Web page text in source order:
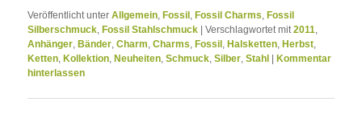
Veröffentlicht unter Allgemein, Fossil , Fossil Charms, Fossil
Silberschmuck, Fossil Stahlschmuck |Verschlagwortet mit 2011,
Anhänger, Bänder,Charm,Charms, Fossil , Halsketten, Herbst,
Ketten, Kollektion, Neuheiten,Schmuck,Silber,Stahl
Kommentar
hinterlassen